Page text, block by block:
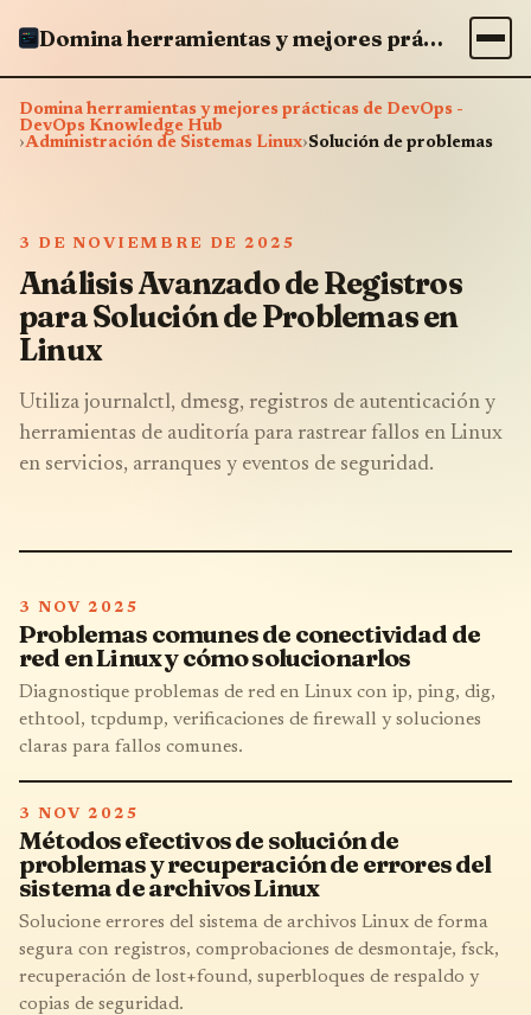
Domina herramientas y mejores prácticas de DevOps - DevOps Knowledge Hub
Domina herramientas y mejores prácticas de DevOps -
DevOps Knowledge Hub
›Administración de Sistemas Linux›Solución de problemas
3 DE NOVIEMBRE DE 2025
Análisis Avanzado de Registros
para Solución de Problemas en
Linux
Utiliza journalctl, dmesg, registros de autenticación y
herramientas de auditoría para rastrear fallos en Linux
en servicios, arranques y eventos de seguridad.
3 NOV 2025
Problemas comunes de conectividad de
red en Linux y cómo solucionarlos
Diagnostique problemas de red en Linux con ip, ping, dig,
ethtool, tcpdump, verificaciones de firewall y soluciones
claras para fallos comunes.
3 NOV 2025
Métodos efectivos de solución de
problemas y recuperación de errores del
sistema de archivos Linux
Solucione errores del sistema de archivos Linux de forma
segura con registros, comprobaciones de desmontaje, fsck,
recuperación de lost+found, superbloques de respaldo y
copias de seguridad.